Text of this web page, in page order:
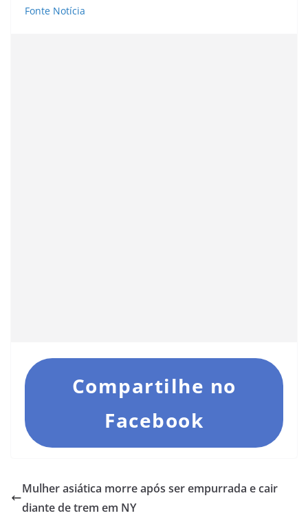
Fonte Notícia
Compartilhe no
Facebook
Mulher asiática morre após ser empurrada e cair
diante de trem em NY